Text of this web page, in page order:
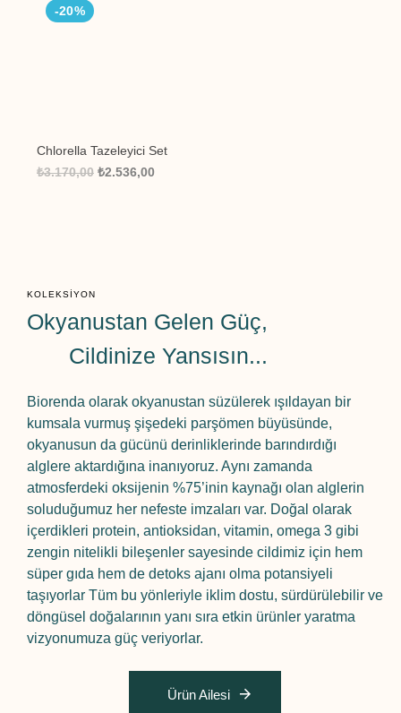
-20%
⁠Chlorella Tazeleyici Set
₺3.170,00 ₺2.536,00
KOLEKSIYON
Okyanustan Gelen Güç,
Cildinize Yansısın...
Biorenda olarak okyanustan süzülerek ışıldayan bir
kumsala vurmuş şişedeki parşömen büyüsünde,
okyanusun da gücünü derinliklerinde barındırdığı
alglere aktardığına inanıyoruz. Aynı zamanda
atmosferdeki oksijenin %75’inin kaynağı olan alglerin
soluduğumuz her nefeste imzaları var. Doğal olarak
içerdikleri protein, antioksidan, vitamin, omega 3 gibi
zengin nitelikli bileşenler sayesinde cildimiz için hem
süper gıda hem de detoks ajanı olma potansiyeli
taşıyorlar Tüm bu yönleriyle iklim dostu, sürdürülebilir ve
döngüsel doğalarının yanı sıra etkin ürünler yaratma
vizyonumuza güç veriyorlar.
Ürün Ailesi